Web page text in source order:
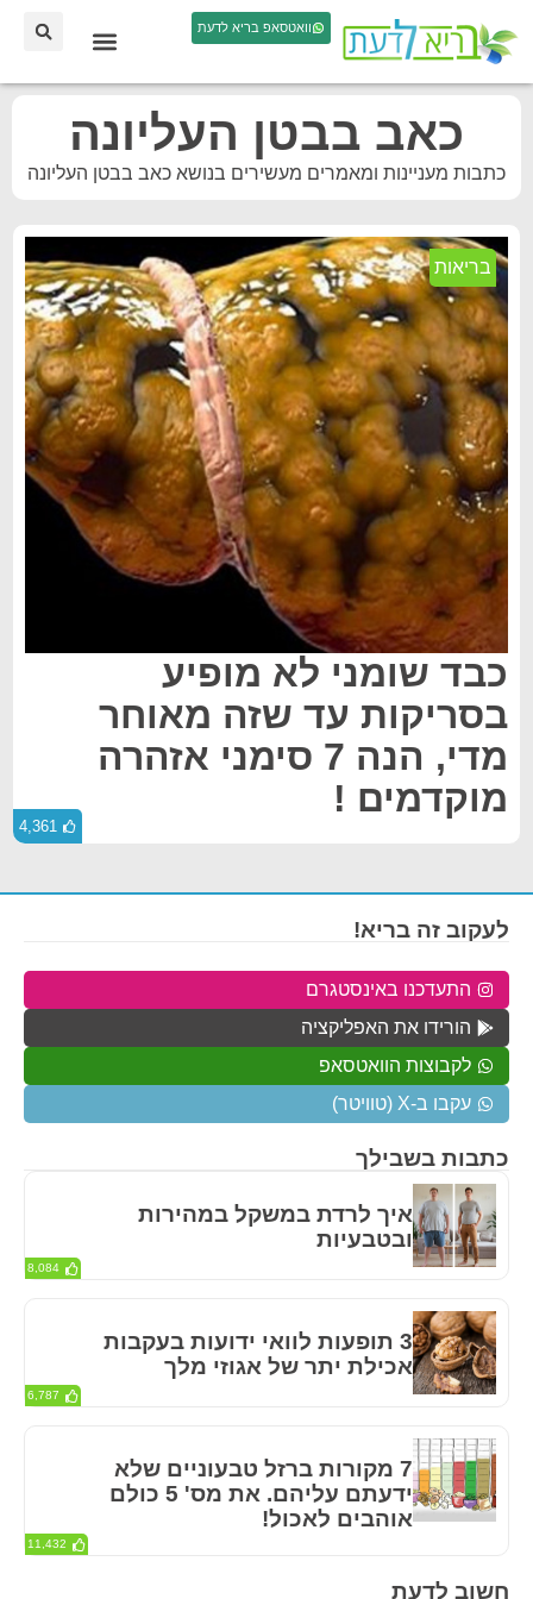
וואטסאפ בריא לדעת
כאב בבטן העליונה
כתבות מעניינות ומאמרים מעשירים בנושא כאב בבטן העליונה
בריאות
כבד שומני לא מופיע
בסריקות עד שזה מאוחר
מדי, הנה 7 סימני אזהרה
מוקדמים !
4,361
חשוב לדעת
כתבות בשבילך
איך לרדת במשקל במהירות
ובטבעיות
8,084
3 תופעות לוואי ידועות בעקבות
אכילת יתר של אגוזי מלך
6,787
7 מקורות ברזל טבעוניים שלא
ידעתם עליהם. את מס' 5 כולם
אוהבים לאכול!
11,432
לעקוב זה בריא!
התעדכנו באינסטגרם
הורידו את האפליקציה
לקבוצות הוואטסאפ
עקבו ב-X (טוויטר)